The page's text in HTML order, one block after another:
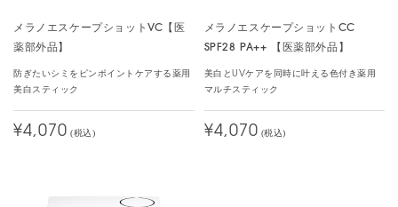
メラノエスケープショットVC【医
薬部外品】
防ぎたいシミをピンポイントケアする薬用
美白スティック
¥4,070 (税込)
メラノエスケープショットCC
SPF28 PA++ 【医薬部外品】
美白とUVケアを同時に叶える色付き薬用
マルチスティック
¥4,070 (税込)